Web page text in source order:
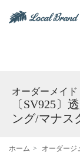
オーダーメイ
〔SV925〕
ング/マナス
ホーム オーダージ